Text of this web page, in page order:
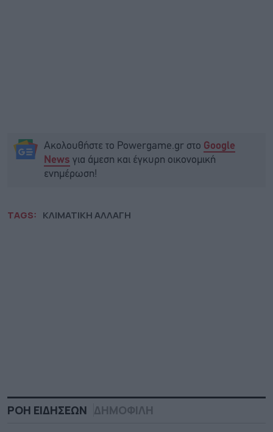
Ακολουθήστε το Powergame.gr στο Google
News για άμεση και έγκυρη οικονομική
ενημέρωση!
TAGS: ΚΛΙΜΑΤΙΚΗ ΑΛΛΑΓΗ
ΡΟΗ ΕΙΔΗΣΕΩΝ ΔΗΜΟΦΙΛΗ